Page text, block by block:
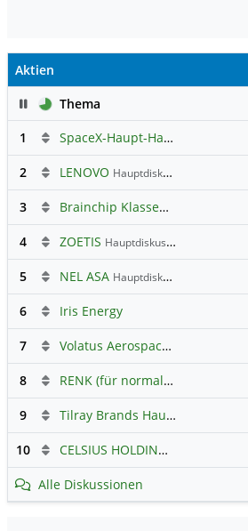
Aktien
PauseThema
1
SpaceX-Haupt-Hauptforum
2 LENOVO Hauptdiskussion
3 Brainchip Klassengruppe
4 ZOETIS Hauptdiskussion
5 NEL ASA Hauptdiskussion
6 Iris Energy
7 Volatus Aerospace (Offener Austausch)
8 RENK (für normale, sachliche Kommunikation!)
9 Tilray Brands Hauptforum
10 CELSIUS HOLDINGS INC.
Alle Diskussionen